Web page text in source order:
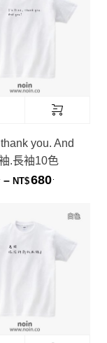
thank you. And
.長袖10色
– NT$680